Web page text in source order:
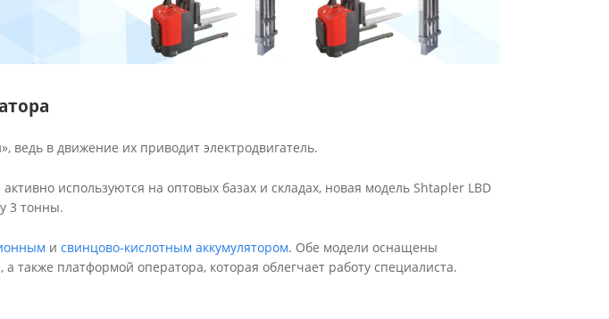
ведь в движение их приводит электродвигатель.
используются на оптовых базах и складах, новая модель Shtapler LBD
3 тонны.
и свинцово-кислотным аккумулятором. Обе модели оснащены
также платформой оператора, которая облегчает работу специалиста.